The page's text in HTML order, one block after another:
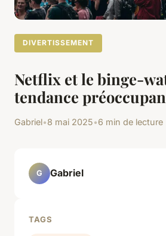
DIVERTISSEMENT
Netflix et le binge-
tendance
Gabriel•8 mai 2025•6 min de lecture
G Gabriel
TAGS